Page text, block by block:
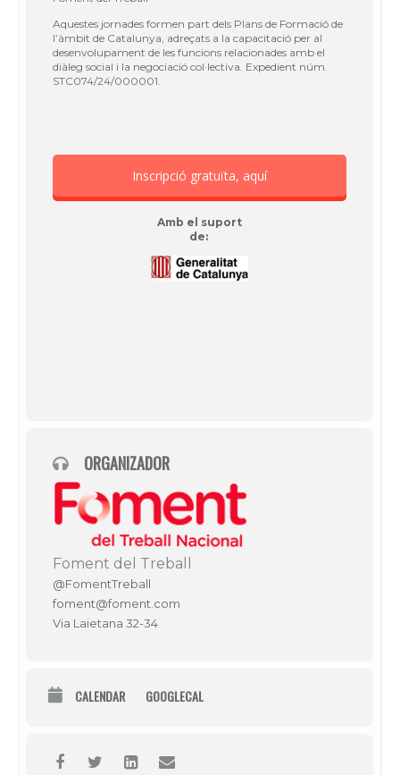
Aquestes jornades formen part dels Plans de Formació de
l’àmbit de Catalunya, adreçats a la capacitació per al
desenvolupament de les funcions relacionades amb el
diàleg social i la negociació col·lectiva. Expedient núm.
STC074/24/000001.
Inscripció gratuïta, aquí
Amb el suport
de:
ORGANIZADOR
Foment del Treball
@FomentTreball
foment@foment.com
Via Laietana 32-34
CALENDAR GOOGLECAL